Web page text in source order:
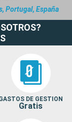
Portugal, España
DE GESTION
Gratis